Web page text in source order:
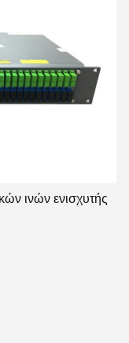
ινών ενισχυτής